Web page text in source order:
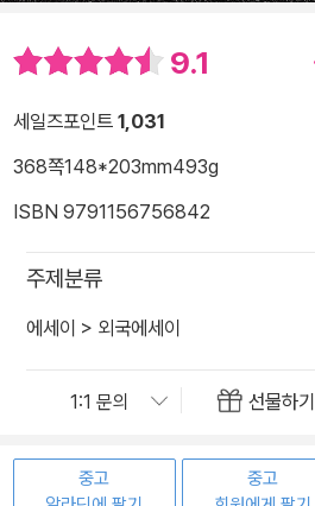
9.1
세일즈포인트 1,031
368쪽148*203mm493g
ISBN 9791156756842
주제분류
에세이 > 외국에세이
선물하기
중고
중고